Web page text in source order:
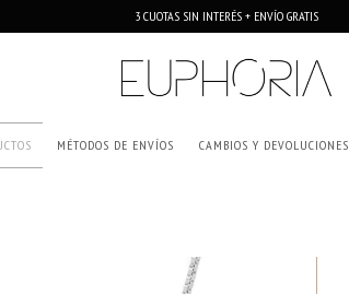
3 CUOTAS SIN INTERÉS + ENVÍO GRATIS
MÉTODOS DE ENVÍOS CAMBIOS Y DEVOLUCIONES